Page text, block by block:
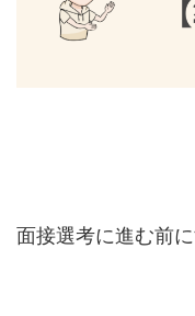
面接選考に進む前